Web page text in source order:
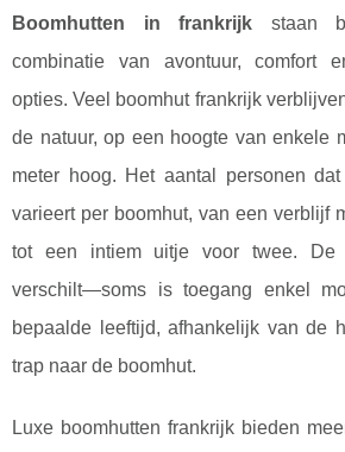
Boomhutten in frankrijk staan
combinatie van avontuur, comfort
opties. Veel boomhut frankrijk
de natuur, op een hoogte van enkele
meter hoog. Het aantal personen
varieert per boomhut, van een verblijf
tot een intiem uitje voor twee. De
verschilt—soms is toegang enkel
bepaalde leeftijd, afhankelijk van de
trap naar de boomhut.
Luxe boomhutten frankrijk bieden